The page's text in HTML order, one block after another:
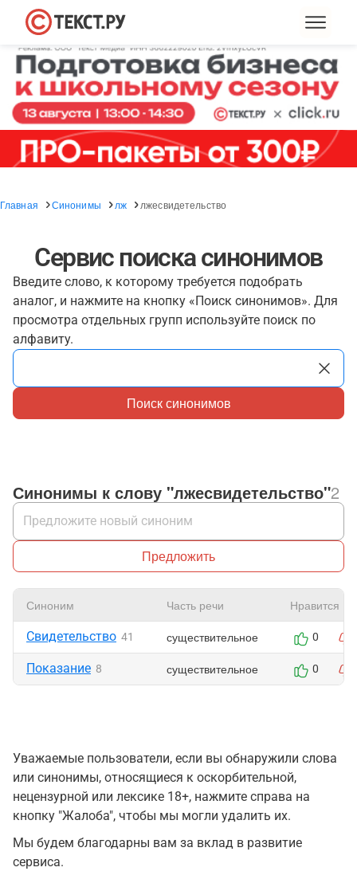
Главная Синонимы лж лжесвидетельство
Сервис поиска синонимов
Введите слово, к которому требуется подобрать
аналог, и нажмите на кнопку «Поиск синонимов». Для
просмотра отдельных групп используйте поиск по
алфавиту.
Поиск синонимов
Синонимы к слову "лжесвидетельство"2
Предложить
Синоним Часть речи Нравится
Свидетельство 41 существительное 0
Показание 8 существительное 0
Уважаемые пользователи, если вы обнаружили слова
или синонимы, относящиеся к оскорбительной,
нецензурной или лексике 18+, нажмите справа на
кнопку "Жалоба", чтобы мы могли удалить их.
Мы будем благодарны вам за вклад в развитие
сервиса.